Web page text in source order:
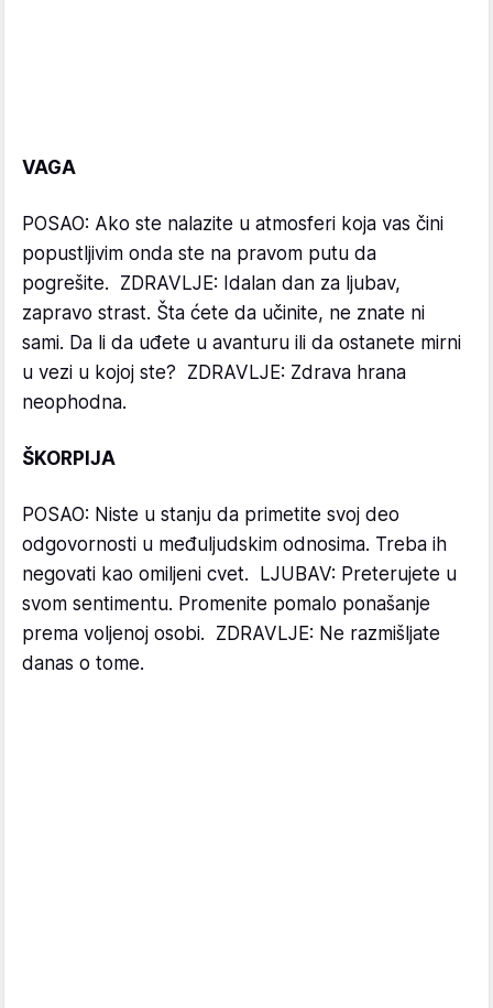
VAGA
POSAO: Ako ste nalazite u atmosferi koja vas čini
popustljivim onda ste na pravom putu da
pogrešite. ZDRAVLJE: Idalan dan za ljubav,
zapravo strast. Šta ćete da učinite, ne znate ni
sami. Da li da uđete u avanturu ili da ostanete mirni
u vezi u kojoj ste? ZDRAVLJE: Zdrava hrana
neophodna.
ŠKORPIJA
POSAO: Niste u stanju da primetite svoj deo
odgovornosti u međuljudskim odnosima. Treba ih
negovati kao omiljeni cvet. LJUBAV: Preterujete u
svom sentimentu. Promenite pomalo ponašanje
prema voljenoj osobi. ZDRAVLJE: Ne razmišljate
danas o tome.